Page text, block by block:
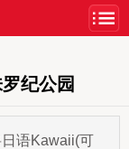
纪公园
语Kawaii(可